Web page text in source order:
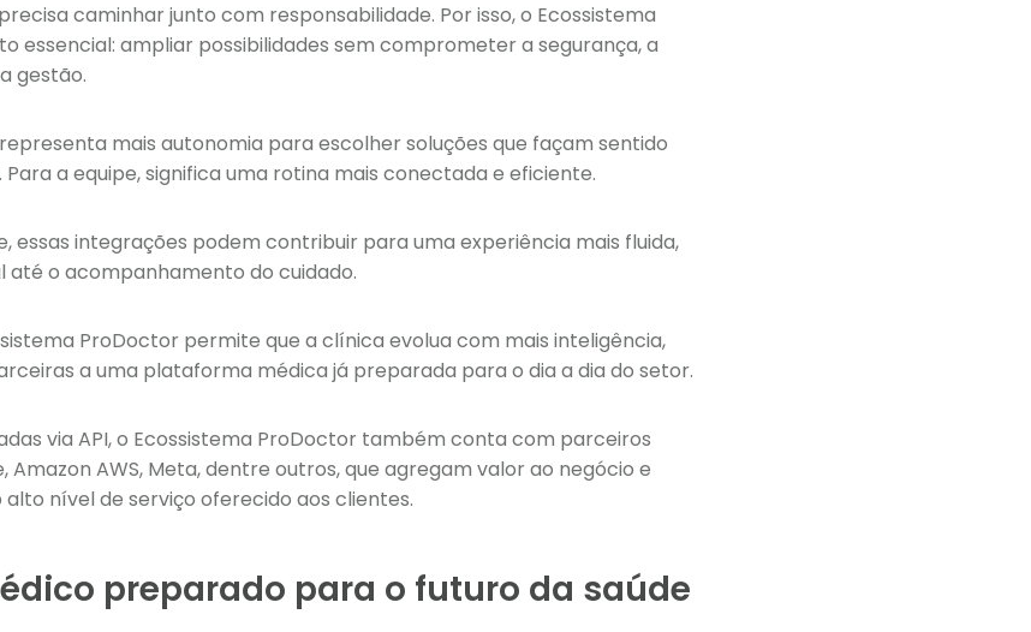
caminhar junto com responsabilidade. Por isso, o Ecossistema
essencial: ampliar possibilidades sem comprometer a segurança, a
gestão.
mais autonomia para escolher soluções que façam sentido
a equipe, significa uma rotina mais conectada e eficiente.
essas integrações podem contribuir para uma experiência mais fluida,
até o acompanhamento do cuidado.
ProDoctor permite que a clínica evolua com mais inteligência,
a uma plataforma médica já preparada para o dia a dia do setor.
via API, o Ecossistema ProDoctor também conta com parceiros
Amazon AWS, Meta, dentre outros, que agregam valor ao negócio e
nível de serviço oferecido aos clientes.
preparado para o futuro da saúde